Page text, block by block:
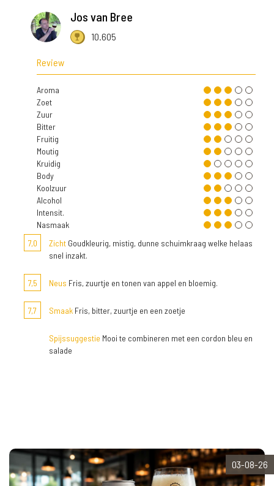
Jos van Bree
10.605
Review
Aroma
Zoet
Zuur
Bitter
Fruitig
Moutig
Kruidig
Body
Koolzuur
Alcohol
Intensit.
Nasmaak
7,0
Zicht Goudkleurig, mistig, dunne schuimkraag welke helaas
snel inzakt.
7,5 Neus Fris, zuurtje en tonen van appel en bloemig.
7,7 Smaak Fris, bitter, zuurtje en een zoetje
Spijssuggestie Mooi te combineren met een cordon bleu en
salade
03-08-26